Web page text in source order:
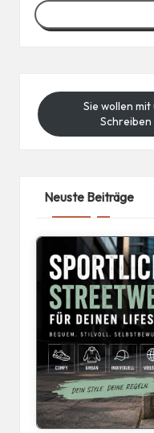
Sie wollen
Schreiben
Neuste Beiträge